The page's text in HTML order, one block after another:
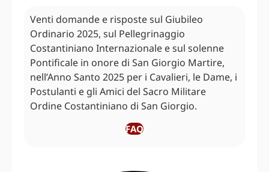
Venti domande e risposte sul Giubileo
Ordinario 2025, sul Pellegrinaggio
Costantiniano Internazionale e sul solenne
Pontificale in onore di San Giorgio Martire,
nell’Anno Santo 2025 per i Cavalieri, le Dame, i
Postulanti e gli Amici del Sacro Militare
Ordine Costantiniano di San Giorgio.
FAQ